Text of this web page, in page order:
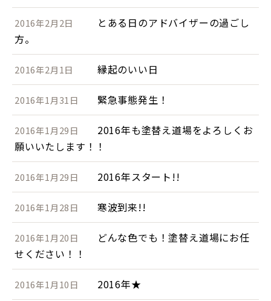
2016年2月2日
とある日のアドバイザーの過ごし
方。
2016年2月1日 縁起のいい日
2016年1月31日 緊急事態発生！
2016年1月29日
2016年も塗替え道場をよろしくお
願いいたします！！
2016年1月29日 2016年スタート!!
2016年1月28日 寒波到来!!
2016年1月20日
どんな色でも！塗替え道場にお任
せください！！
2016年1月10日 2016年★